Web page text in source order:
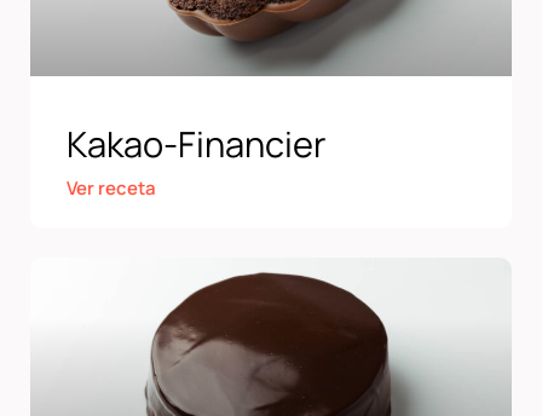
Kakao-Financier
Ver receta